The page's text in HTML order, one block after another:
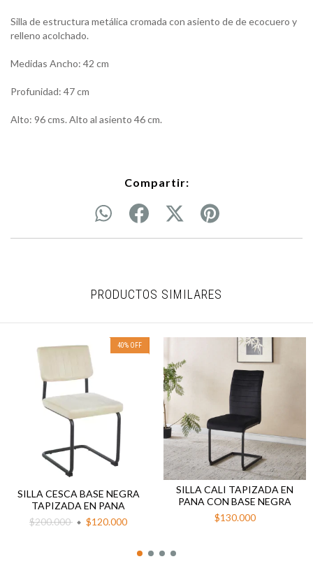
Silla de estructura metálica cromada con asiento de de ecocuero y
relleno acolchado.
Medidas Ancho: 42 cm
Profunidad: 47 cm
Alto: 96 cms. Alto al asiento 46 cm.
Compartir:
PRODUCTOS SIMILARES
40% OFF
SILLA CESCA BASE NEGRA
TAPIZADA EN PANA
$200.000
$120.000
SILLA CALI TAPIZADA EN
PANA CON BASE NEGRA
$130.000